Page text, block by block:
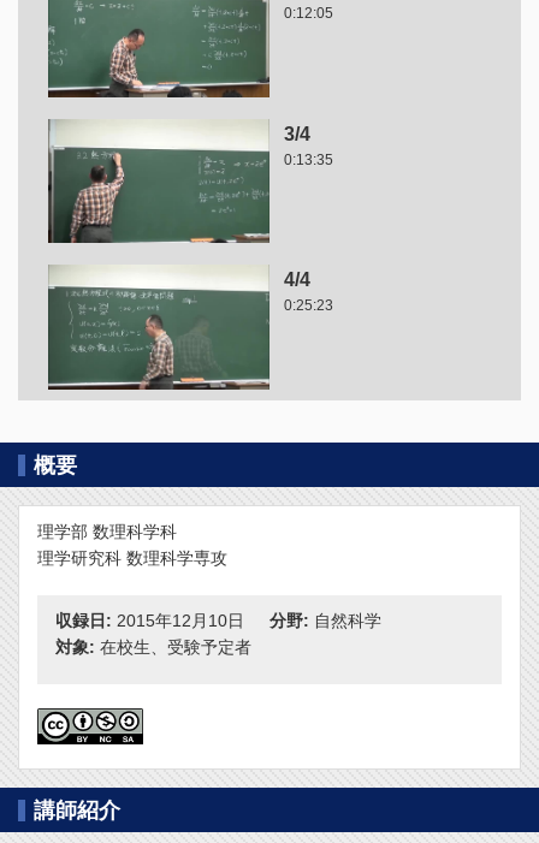
0:12:05
3/4
0:13:35
4/4
0:25:23
概要
理学部 数理科学科
理学研究科 数理科学専攻
収録日: 2015年12月10日 分野: 自然科学
対象: 在校生、受験予定者
講師紹介